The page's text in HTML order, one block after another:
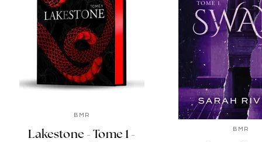
BMR
Lakestone - Tome 1 -
BMR